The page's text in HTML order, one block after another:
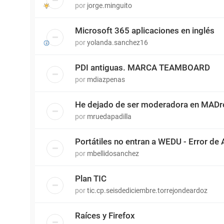
por jorge.minguito
Microsoft 365 aplicaciones en inglés
poryolanda.sanchez16
PDI antiguas. MARCA TEAMBOARD
por mdiazpenas
He dejado de ser moderadora en
por mruedapadilla
Portátiles no entran a WEDU - Error de
por mbellidosanchez
Plan TIC
portic.cp.seisdediciembre.torrejondeardoz
Raíces y Firefox